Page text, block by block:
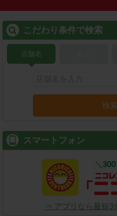
こだわり条件で検索
店舗名
検索
スマートフォン
⇒ アプリなら最短3